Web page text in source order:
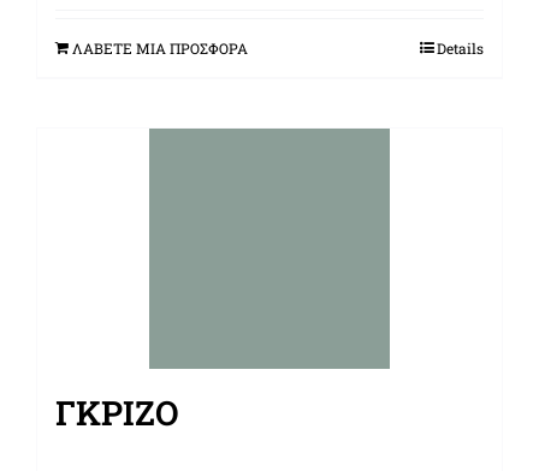
ΛΑΒΕΤΕ ΜΙΑ ΠΡΟΣΦΟΡΑ Details
ΓΚΡΊΖΟ